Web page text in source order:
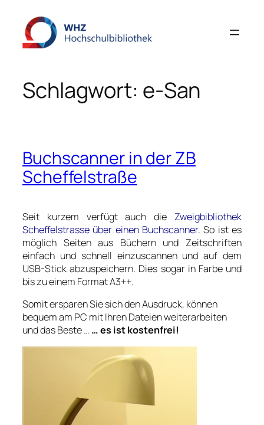
Inhalt
springen
Schlagwort: e-San
Buchscanner in der ZB
Scheffelstraße
Seit kurzem verfügt auch die Zweigbibliothek
Scheffelstrasse über einen Buchscanner. So ist es
möglich Seiten aus Büchern und Zeitschriften
einfach und schnell einzuscannen und auf dem
USB-Stick abzuspeichern. Dies sogar in Farbe und
bis zu einem Format A3++.
Somit ersparen Sie sich den Ausdruck, können
bequem am PC mit Ihren Dateien weiterarbeiten
und das Beste … … es ist kostenfrei!